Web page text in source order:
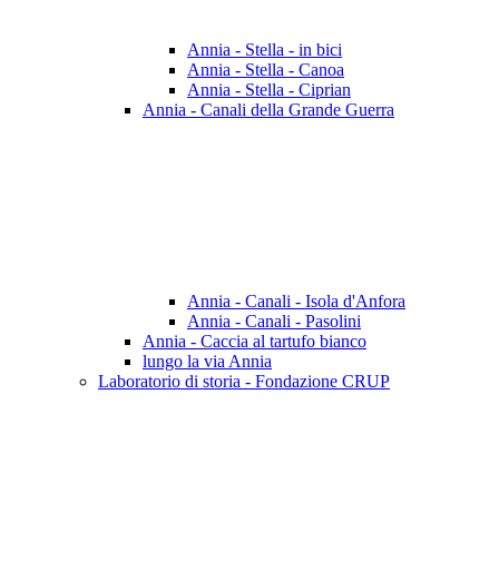
Annia - Stella - in bici
Annia - Stella - Canoa
Annia - Stella - Ciprian
Annia - Canali della Grande Guerra
Annia - Canali - Isola d'Anfora
Annia - Canali - Pasolini
Annia - Caccia al tartufo bianco
lungo la via Annia
Laboratorio di storia - Fondazione CRUP